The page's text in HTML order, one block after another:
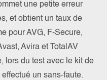
une petite erreur
et obtient un taux de
pour AVG, F-Secure,
Avira et TotalAV
lors du test avec le kit de
un sans-faute.